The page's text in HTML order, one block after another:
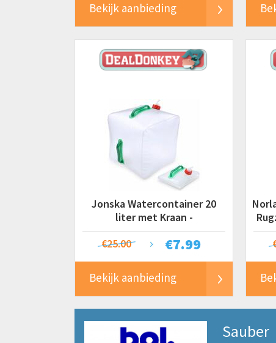
Bekijk aanbieding
Jonska Watercontainer 20
liter met Kraan -
Waterjerrycan - Opvouwbaar
€7.99
€25.00
Bekijk aanbieding
Sauber